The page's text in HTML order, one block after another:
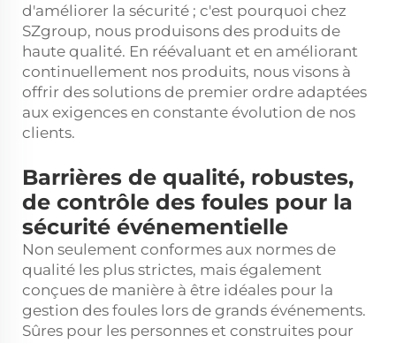
d'améliorer la sécurité ; c'est pourquoi chez
SZgroup, nous produisons des produits de
haute qualité. En réévaluant et en améliorant
continuellement nos produits, nous visons à
offrir des solutions de premier ordre adaptées
aux exigences en constante évolution de nos
clients.
Barrières de qualité, robustes,
de contrôle des foules pour la
sécurité événementielle
Non seulement conformes aux normes de
qualité les plus strictes, mais également
conçues de manière à être idéales pour la
gestion des foules lors de grands événements.
Sûres pour les personnes et construites pour